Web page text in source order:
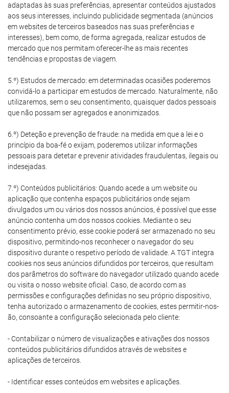
adaptadas às suas preferências, apresentar conteúdos ajustados
aos seus interesses, incluindo publicidade segmentada (anúncios
em websites de terceiros baseados nas suas preferências e
interesses), bem como, de forma agregada, realizar estudos de
mercado que nos permitam oferecer-lhe as mais recentes
tendências e propostas de viagem.
5.º) Estudos de mercado: em determinadas ocasiões poderemos
convidá-lo a participar em estudos de mercado. Naturalmente, não
utilizaremos, sem o seu consentimento, quaisquer dados pessoais
que não possam ser agregados e anonimizados.
6.º) Deteção e prevenção de fraude: na medida em que a lei e o
princípio da boa-fé o exijam, poderemos utilizar informações
pessoais para detetar e prevenir atividades fraudulentas, ilegais ou
indesejadas.
7.º) Conteúdos publicitários: Quando acede a um website ou
aplicação que contenha espaços publicitários onde sejam
divulgados um ou vários dos nossos anúncios, é possível que esse
anúncio contenha um dos nossos cookies. Mediante o seu
consentimento prévio, esse cookie poderá ser armazenado no seu
dispositivo, permitindo-nos reconhecer o navegador do seu
dispositivo durante o respetivo período de validade. A TGT integra
cookies nos seus anúncios difundidos por terceiros, que resultam
dos parâmetros do software do navegador utilizado quando acede
ou visita o nosso website oficial. Caso, de acordo com as
permissões e configurações definidas no seu próprio dispositivo,
tenha autorizado o armazenamento de cookies, estes permitir-nos-
ão, consoante a configuração selecionada pelo cliente:
- Contabilizar o número de visualizações e ativações dos nossos
conteúdos publicitários difundidos através de websites e
aplicações de terceiros.
- Identificar esses conteúdos em websites e aplicações.